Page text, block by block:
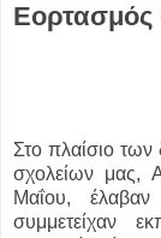
Στο πλαίσιο
σχολείων μας,
Μαΐου, έλαβαν
συμμετείχαν